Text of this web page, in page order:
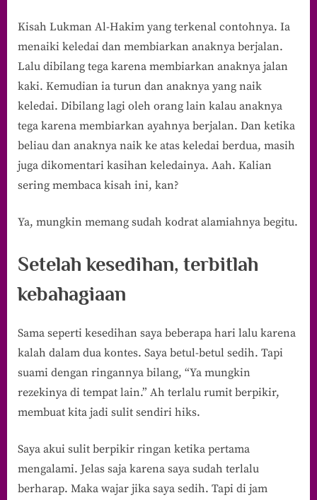
Kisah Lukman Al-Hakim yang terkenal contohnya. Ia
menaiki keledai dan membiarkan anaknya berjalan.
Lalu dibilang tega karena membiarkan anaknya jalan
kaki. Kemudian ia turun dan anaknya yang naik
keledai. Dibilang lagi oleh orang lain kalau anaknya
tega karena membiarkan ayahnya berjalan. Dan ketika
beliau dan anaknya naik ke atas keledai berdua, masih
juga dikomentari kasihan keledainya. Aah. Kalian
sering membaca kisah ini, kan?
Ya, mungkin memang sudah kodrat alamiahnya begitu.
Setelah kesedihan, terbitlah
kebahagiaan
Sama seperti kesedihan saya beberapa hari lalu karena
kalah dalam dua kontes. Saya betul-betul sedih. Tapi
suami dengan ringannya bilang, “Ya mungkin
rezekinya di tempat lain.” Ah terlalu rumit berpikir,
membuat kita jadi sulit sendiri hiks.
Saya akui sulit berpikir ringan ketika pertama
mengalami. Jelas saja karena saya sudah terlalu
berharap. Maka wajar jika saya sedih. Tapi di jam